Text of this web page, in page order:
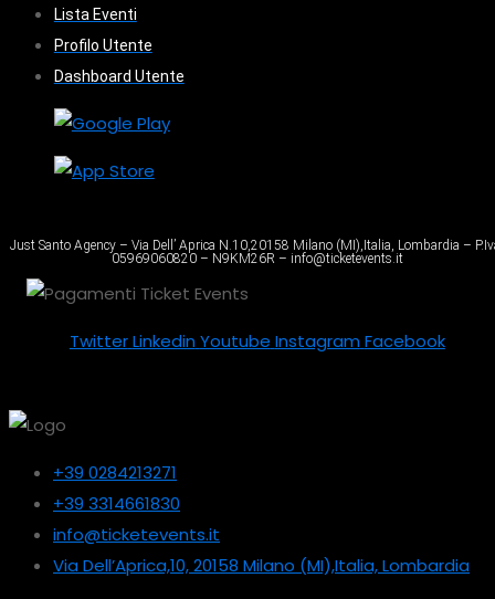
Lista Eventi
Profilo Utente
Dashboard Utente
Just Santo Agency – Via Dell’ Aprica N.10,20158 Milano (MI),Italia, Lombardia –
05969060820 – N9KM26R – info@ticketevents.it
Twitter Linkedin Youtube Instagram Facebook
+39 0284213271
+39 3314661830
info@ticketevents.it
Via Dell’Aprica,10, 20158 Milano (MI),Italia, Lombardia